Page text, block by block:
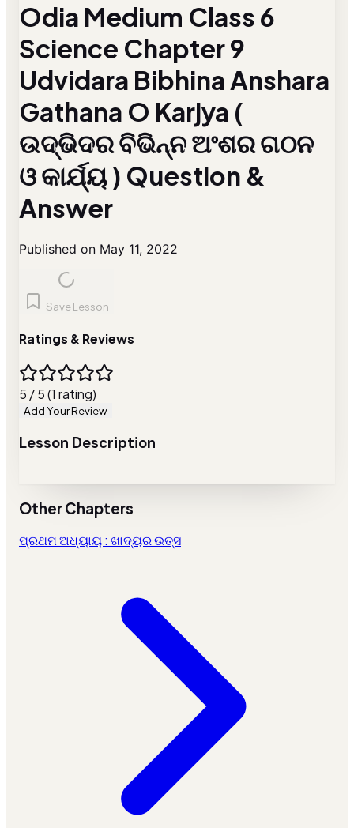
Odia Medium Class 6
Science Chapter 9
Udvidara Bibhina Anshara
Gathana O Karjya (
ଉଦ୍ଭିଦର ବିଭିନ୍ନ ଅଂଶର ଗଠନ
ଓ କାର୍ଯ୍ୟ ) Question &
Answer
Published on May 11, 2022
Save Lesson
Ratings & Reviews
5 / 5 (1 rating)
Add Your Review
Lesson Description
Other Chapters
ପ୍ରଥମ ଅଧ୍ୟାୟ : ଖାଦ୍ୟର ଉତ୍ସ